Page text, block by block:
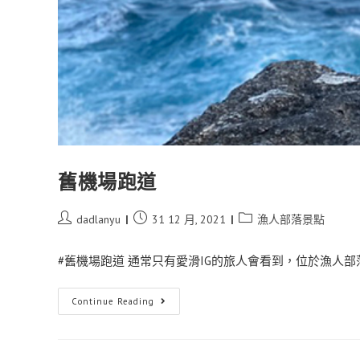
舊機場跑道
dadlanyu 31 12 月, 2021 漁人部落景點
#舊機場跑道 通常只有愛滑IG的旅人會看到，位於漁人部
Continue Reading